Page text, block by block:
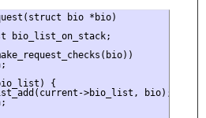
bio *bio)
bio_list_on_stack;
{
>bio_list, bio);